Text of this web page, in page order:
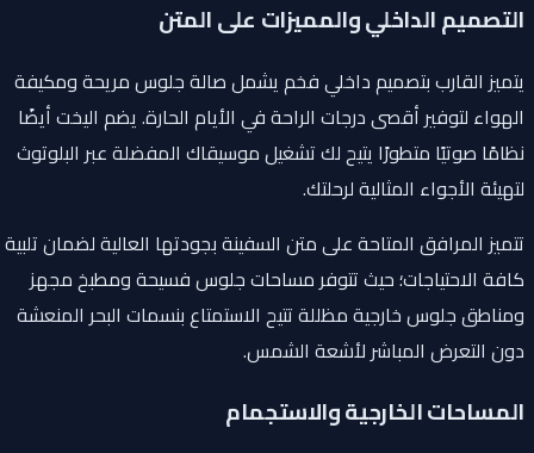
التصميم الداخلي والمميزات على المتن
يتميز القارب بتصميم داخلي فخم يشمل صالة جلوس مريحة ومكيفة
الهواء لتوفير أقصى درجات الراحة في الأيام الحارة. يضم اليخت أيضًا
نظامًا صوتيًا متطورًا يتيح لك تشغيل موسيقاك المفضلة عبر البلوتوث
لتهيئة الأجواء المثالية لرحلتك.
تتميز المرافق المتاحة على متن السفينة بجودتها العالية لضمان تلبية
كافة الاحتياجات؛ حيث تتوفر مساحات جلوس فسيحة ومطبخ مجهز
ومناطق جلوس خارجية مظللة تتيح الاستمتاع بنسمات البحر المنعشة
دون التعرض المباشر لأشعة الشمس.
المساحات الخارجية والاستجمام